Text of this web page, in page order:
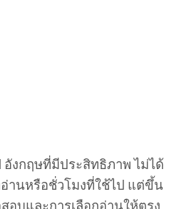
อังกฤษที่มีประสิทธิภาพ ไม่ได้
านหรือชั่วโมงที่ใช้ไป แต่ขึ้น
อบและการเลือกอ่านให้ตรง